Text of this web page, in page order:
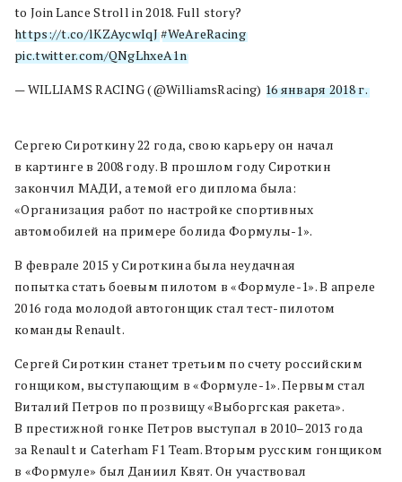
to Join Lance Stroll in 2018. Full story?
https://t.co/lKZAycwIqJ#WeAreRacing
pic.twitter.com/QNgLhxeA1n
— WILLIAMS RACING (@WilliamsRacing) 16 января 2018 г.
Сергею Сироткину 22 года, свою карьеру он начал
в картинге в 2008 году. В прошлом году Сироткин
закончил МАДИ, а темой его диплома была:
«Организация работ по настройке спортивных
автомобилей на примере болида Формулы-1».
В феврале 2015 у Сироткина была неудачная
попытка стать боевым пилотом в «Формуле-1». В апреле
2016 года молодой автогонщик стал тест-пилотом
команды Renault.
Сергей Сироткин станет третьим по счету российским
гонщиком, выступающим в «Формуле-1». Первым стал
Виталий Петров по прозвищу «Выборгская ракета».
В престижной гонке Петров выступал в 2010–2013 года
за Renault и Caterham F1 Team. Вторым русским гонщиком
в «Формуле» был Даниил Квят. Он участвовал